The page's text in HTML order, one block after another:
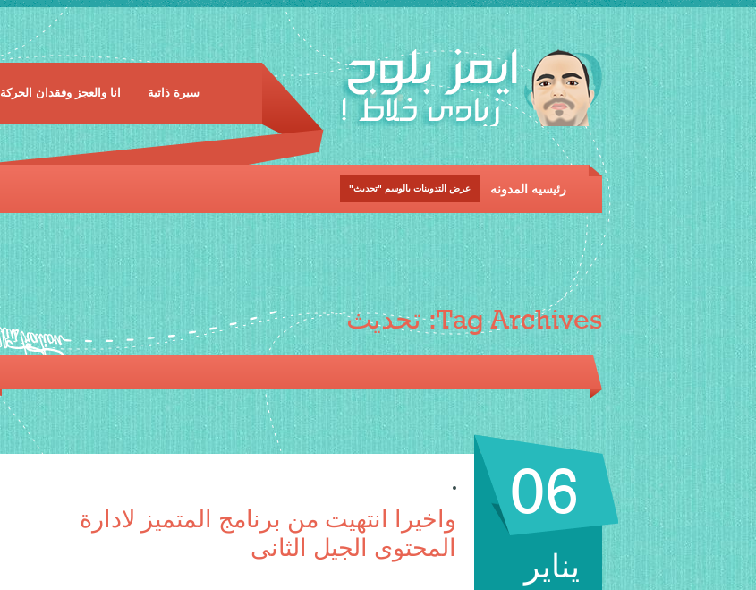
سيرة ذاتية انا والعجز وفقدان الحركة
رئيسيه المدونه عرض التدوينات بالوسم "تحديث"
Tag Archives: تحديث
06
يناير
واخيرا انتهيت من برنامج المتميز لادارة
المحتوى الجيل الثانى